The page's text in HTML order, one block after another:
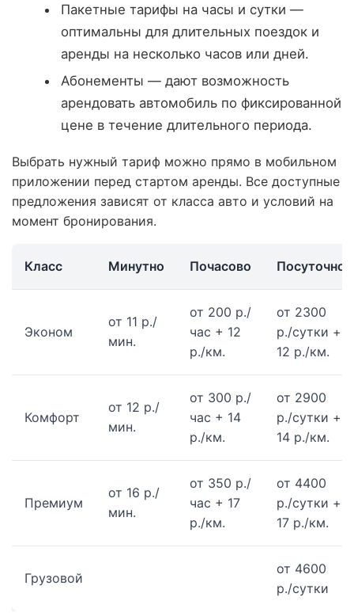
Пакетные тарифы на часы и сутки —
оптимальны для длительных поездок и
аренды на несколько часов или дней.
Абонементы — дают возможность
арендовать автомобиль по фиксированной
цене в течение длительного периода.
Выбрать нужный тариф можно прямо в мобильном
приложении перед стартом аренды. Все доступные
предложения зависят от класса авто и условий на
момент бронирования.
Класс Минутно Почасово Посуточно
Эконом
от 11 р./
мин.
от 200 р./
час + 12
р./км.
от 2300
р./сутки +
12 р./км.
Комфорт
от 12 р./
мин.
от 300 р./
час + 14
р./км.
от 2900
р./сутки +
14 р./км.
Премиум
от 16 р./
мин.
от 350 р./
час + 17
р./км.
от 4400
р./сутки +
17 р./км.
Грузовой
от 4600
р./сутки